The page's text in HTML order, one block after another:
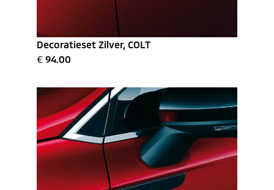
Decoratieset Zilver, COLT
€ 94.00